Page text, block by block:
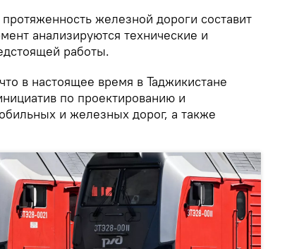
железной дороги составит
анализируются технические и
работы.
в настоящее время в Таджикистане
по проектированию и
и железных дорог, а также